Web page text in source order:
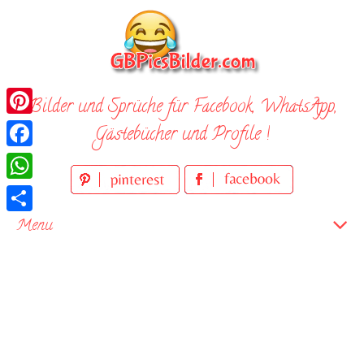
Bilder und Sprüche für Facebook, WhatsApp,
Gästebücher und Profile !
Menu
Pinterest
Facebook
WhatsApp
Teilen